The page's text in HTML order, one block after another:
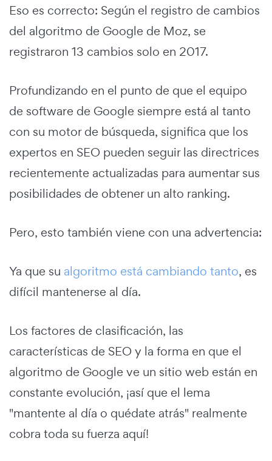
Eso es correcto: Según el registro de cambios
del algoritmo de Google de Moz, se
registraron 13 cambios solo en 2017.
Profundizando en el punto de que el equipo
de software de Google siempre está al tanto
con su motor de búsqueda, significa que los
expertos en SEO pueden seguir las directrices
recientemente actualizadas para aumentar sus
posibilidades de obtener un alto ranking.
Pero, esto también viene con una advertencia:
Ya que su algoritmo está cambiando tanto, es
difícil mantenerse al día.
Los factores de clasificación, las
características de SEO y la forma en que el
algoritmo de Google ve un sitio web están en
constante evolución, ¡así que el lema
"mantente al día o quédate atrás" realmente
cobra toda su fuerza aquí!